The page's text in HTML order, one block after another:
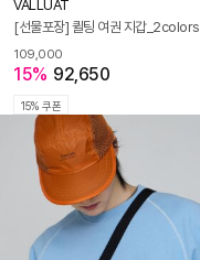
VALLUAT
[선물포장] 퀼팅 여권 지갑_2colors
109,000
15% 92,650
15% 쿠폰